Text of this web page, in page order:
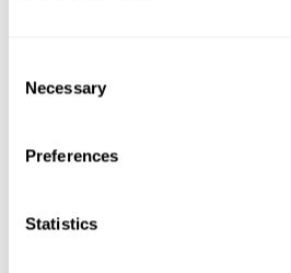
Selection
Necessary
Preferences
Statistics